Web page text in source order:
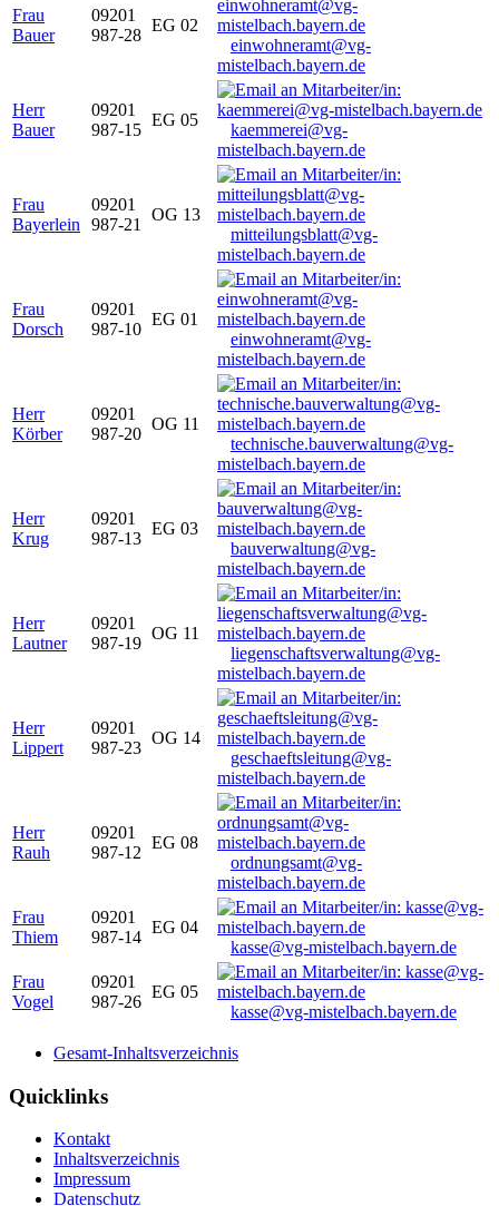
Frau
Bauer
09201
987-28
EG 02
einwohneramt@vg-
mistelbach.bayern.de
Herr
Bauer
09201
987-15
EG 05
kaemmerei@vg-
mistelbach.bayern.de
Frau
Bayerlein
09201
987-21
OG 13
mitteilungsblatt@vg-
mistelbach.bayern.de
Frau
Dorsch
09201
987-10
EG 01
einwohneramt@vg-
mistelbach.bayern.de
Herr
Körber
09201
987-20
OG 11
technische.bauverwaltung@vg-
mistelbach.bayern.de
Herr
Krug
09201
987-13
EG 03
bauverwaltung@vg-
mistelbach.bayern.de
Herr
Lautner
09201
987-19
OG 11
liegenschaftsverwaltung@vg-
mistelbach.bayern.de
Herr
Lippert
09201
987-23
OG 14
geschaeftsleitung@vg-
mistelbach.bayern.de
Herr
Rauh
09201
987-12
EG 08
ordnungsamt@vg-
mistelbach.bayern.de
Frau
Thiem
09201
987-14
EG 04
kasse@vg-mistelbach.bayern.de
Frau
Vogel
09201
987-26
EG 05
kasse@vg-mistelbach.bayern.de
Gesamt-Inhaltsverzeichnis
Quicklinks
Kontakt
Inhaltsverzeichnis
Impressum
Datenschutz